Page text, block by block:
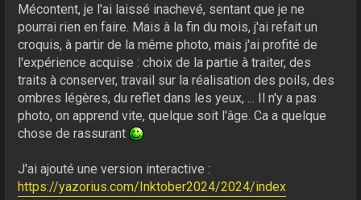
Mécontent, je l'ai laissé inachevé, sentant que je ne
pourrai rien en faire. Mais à la fin du mois, j'ai refait un
croquis, à partir de la même photo, mais j'ai profité de
l'expérience acquise : choix de la partie à traiter, des
traits à conserver, travail sur la réalisation des poils, des
ombres légères, du reflet dans les yeux, ... Il n'y a pas
photo, on apprend vite, quelque soit l'âge. Ca a quelque
chose de rassurant
J'ai ajouté une version interactive :
https://yazorius.com/Inktober2024/2024/index